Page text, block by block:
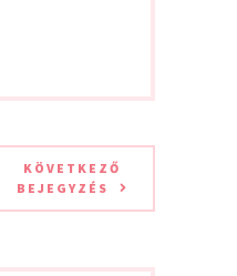
KÖVETKEZŐ
BEJEGYZÉS